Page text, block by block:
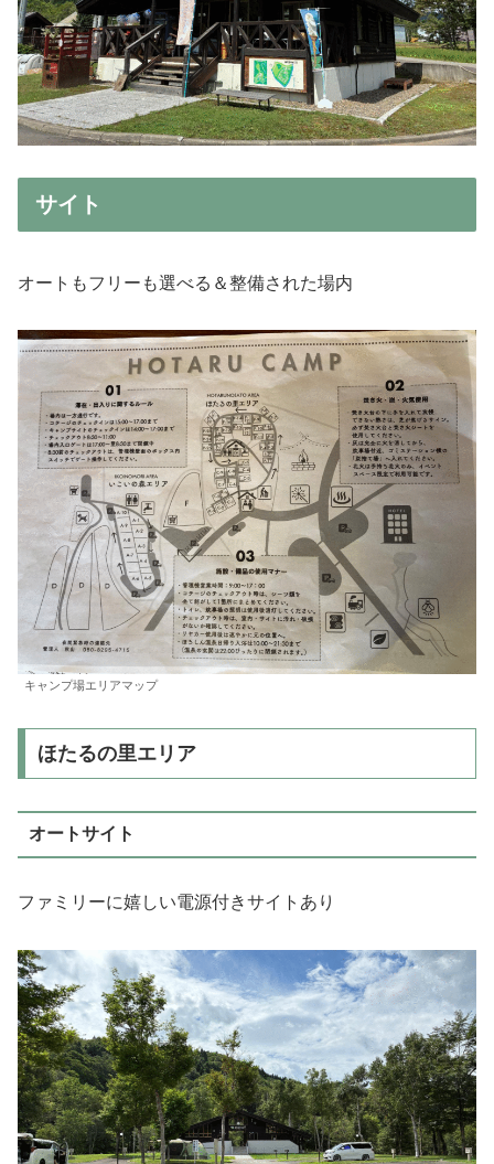
サイト
オートもフリーも選べる＆整備された場内
キャンプ場エリアマップ
ほたるの里エリア
オートサイト
ファミリーに嬉しい電源付きサイトあり